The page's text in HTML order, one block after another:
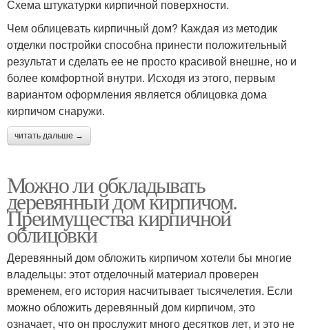
Схема штукатурки кирпичной поверхности.
Чем облицевать кирпичный дом? Каждая из методик
отделки постройки способна принести положительный
результат и сделать ее не просто красивой внешне, но и
более комфортной внутри. Исходя из этого, первым
вариантом оформления является облицовка дома
кирпичом снаружи.
читать дальше →
Можно ли обкладывать
деревянный дом кирпичом.
Преимущества кирпичной
облицовки
Деревянный дом обложить кирпичом хотели бы многие
владельцы: этот отделочный материал проверен
временем, его история насчитывает тысячелетия. Если
можно обложить деревянный дом кирпичом, это
означает, что он прослужит много десятков лет, и это не